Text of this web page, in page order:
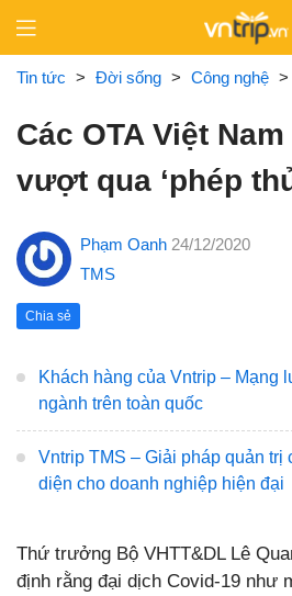
content
Tin tức > Đời sống > Công nghệ >
Các OTA Việt
vượt qua ‘phép
Phạm Oanh 24/12/2020
TMS
Chia sẻ
Khách hàng của Vntrip – Mạng
ngành trên toàn quốc
Vntrip TMS – Giải pháp quản trị
diện cho doanh nghiệp hiện đại
Thứ trưởng Bộ VHTT&DL Lê
định rằng đại dịch Covid-19 như